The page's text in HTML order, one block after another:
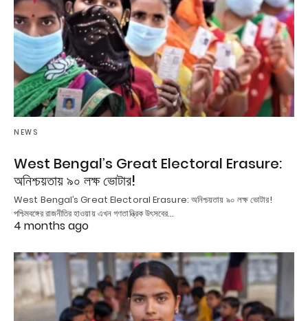
NEWS
West Bengal’s Great Electoral Erasure:
অনিশ্চয়তায় ৯০ লক্ষ ভোটার!
West Bengal’s Great Electoral Erasure: অনিশ্চয়তায় ৯০ লক্ষ ভোটার!
পশ্চিমবঙ্গের রাজনীতির হাওয়ায় এখন গণতান্ত্রিক উৎসবের…
4 months ago